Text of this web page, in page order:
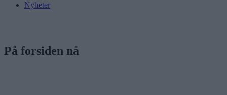
Nyheter
På forsiden nå